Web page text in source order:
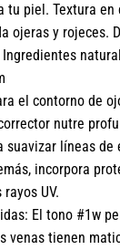
tu piel. Textura en
ojeras y rojeces.
Ingredientes
el contorno de
nutre
suavizar líneas de
incorpora
UV.
El tono #1w
venas tienen